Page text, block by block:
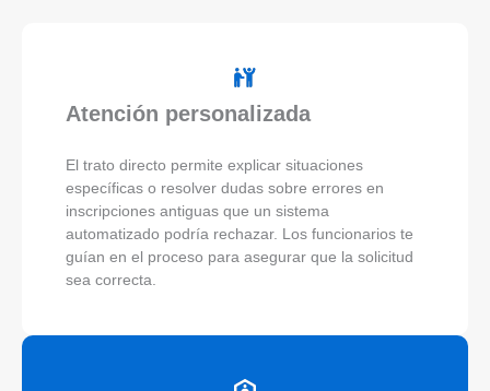
Atención personalizada
El trato directo permite explicar situaciones
específicas o resolver dudas sobre errores en
inscripciones antiguas que un sistema
automatizado podría rechazar. Los funcionarios te
guían en el proceso para asegurar que la solicitud
sea correcta.